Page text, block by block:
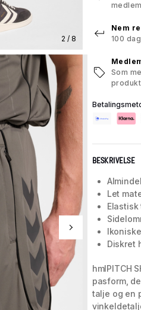
2 / 8
Nem
100
Som
BESKRIVELSE
Let
Elastisk
Diskret
hmlPITCH
pasform,
talje og en